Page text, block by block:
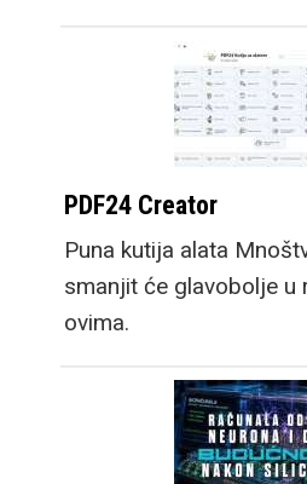
PDF24 Creator
Puna kutija alata
smanjit će glavobolje u
ovima.